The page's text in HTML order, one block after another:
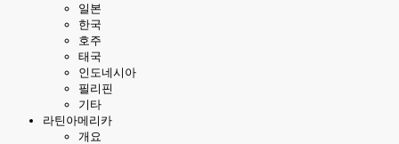
일본
한국
호주
태국
인도네시아
필리핀
기타
라틴아메리카
개요